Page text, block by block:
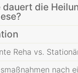
dauert die
Reha vs.
nach